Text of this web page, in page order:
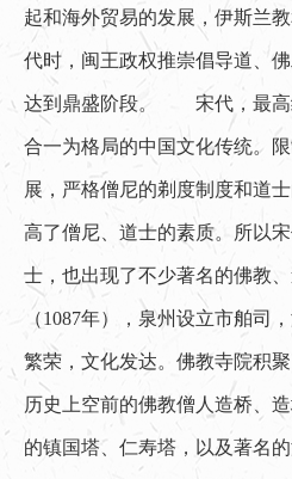
起和海外贸易的发展，伊斯兰
代时，闽王政权推崇倡导道、
达到鼎盛阶段。　　宋代，最
合一为格局的中国文化传统。
展，严格僧尼的剃度制度和道
高了僧尼、道士的素质。所以
士，也出现了不少著名的佛教
（1087年），泉州设立市舶司
繁荣，文化发达。佛教寺院积
历史上空前的佛教僧人造桥、
的镇国塔、仁寿塔，以及著名